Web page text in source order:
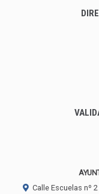
Calle Escuelas nº 2